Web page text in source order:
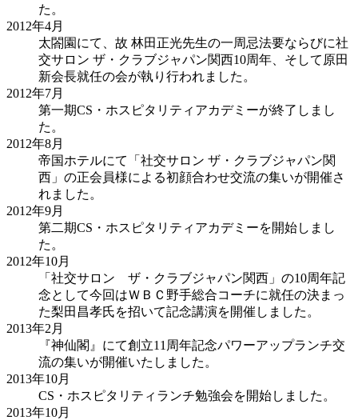
た。
2012年4月
太閤園にて、故 林田正光先生の一周忌法要ならびに社
交サロン ザ・クラブジャパン関西10周年、そして原田
新会長就任の会が執り行われました。
2012年7月
第一期CS・ホスピタリティアカデミーが終了しまし
た。
2012年8月
帝国ホテルにて「社交サロン ザ・クラブジャパン関
西」の正会員様による初顔合わせ交流の集いが開催さ
れました。
2012年9月
第二期CS・ホスピタリティアカデミーを開始しまし
た。
2012年10月
「社交サロン ザ・クラブジャパン関西」の10周年記
念として今回はＷＢＣ野手総合コーチに就任の決まっ
た梨田昌孝氏を招いて記念講演を開催しました。
2013年2月
『神仙閣』にて創立11周年記念パワーアップランチ交
流の集いが開催いたしました。
2013年10月
CS・ホスピタリティランチ勉強会を開始しました。
2013年10月